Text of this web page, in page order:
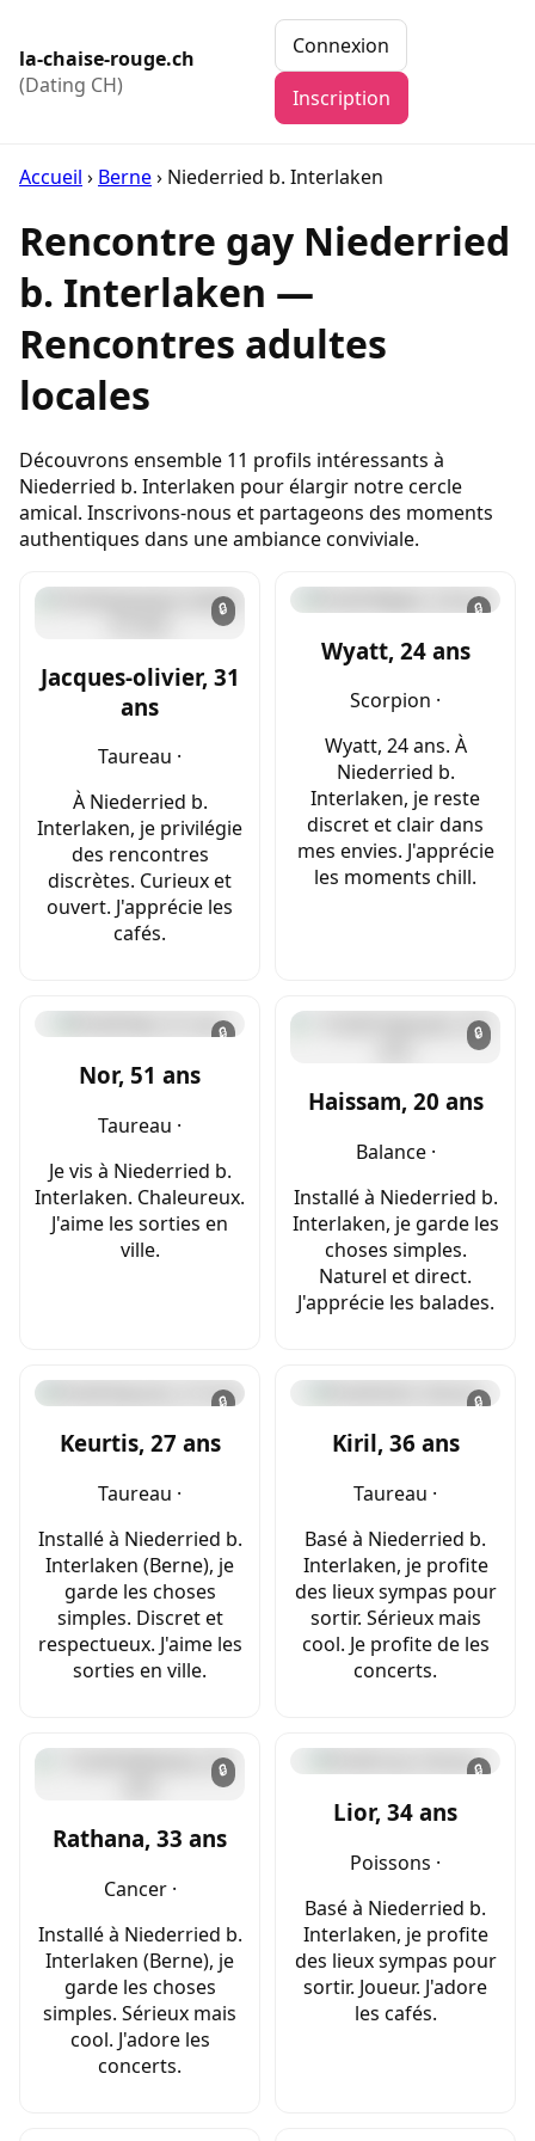
la-chaise-rouge.ch
(Dating CH)
Connexion
Inscription
Accueil › Berne› Niederried b. Interlaken
Rencontre gay Niederried
b. Interlaken —
Rencontres adultes
locales
Découvrons ensemble 11 profils intéressants à
Niederried b. Interlaken pour élargir notre cercle
amical. Inscrivons-nous et partageons des moments
authentiques dans une ambiance conviviale.
🔒
Jacques-olivier, 31
ans
Taureau ·
À Niederried b.
Interlaken, je privilégie
des rencontres
discrètes. Curieux et
ouvert. J'apprécie les
cafés.
🔒
Wyatt, 24 ans
Scorpion ·
Wyatt, 24 ans. À
Niederried b.
Interlaken, je reste
discret et clair dans
mes envies. J'apprécie
les moments chill.
🔒
Nor, 51 ans
Taureau ·
Je vis à Niederried b.
Interlaken. Chaleureux.
J'aime les sorties en
ville.
🔒
Haissam, 20 ans
Balance ·
Installé à Niederried b.
Interlaken, je garde les
choses simples.
Naturel et direct.
J'apprécie les balades.
🔒
Keurtis, 27 ans
Taureau ·
Installé à Niederried b.
Interlaken (Berne), je
garde les choses
simples. Discret et
respectueux. J'aime les
sorties en ville.
🔒
Kiril, 36 ans
Taureau ·
Basé à Niederried b.
Interlaken, je profite
des lieux sympas pour
sortir. Sérieux mais
cool. Je profite de les
concerts.
🔒
Rathana, 33 ans
Cancer ·
Installé à Niederried b.
Interlaken (Berne), je
garde les choses
simples. Sérieux mais
cool. J'adore les
concerts.
🔒
Lior, 34 ans
Poissons ·
Basé à Niederried b.
Interlaken, je profite
des lieux sympas pour
sortir. Joueur. J'adore
les cafés.